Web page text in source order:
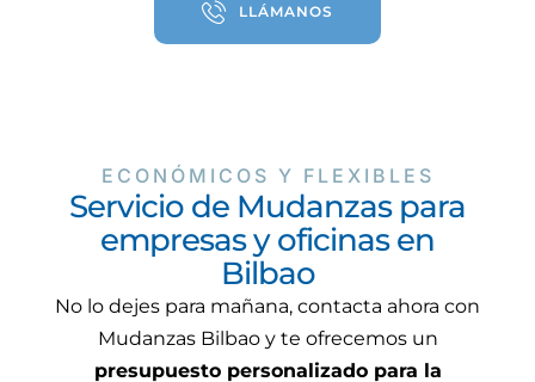
LLÁMANOS
ECONÓMICOS Y FLEXIBLES
Servicio de Mudanzas para
empresas y oficinas en
Bilbao
No lo dejes para mañana, contacta ahora con
Mudanzas Bilbao y te ofrecemos un
presupuesto personalizado para la